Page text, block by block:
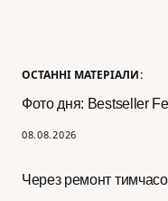
ОСТАННІ МАТЕРІАЛИ:
Фото дня: Bestseller
08.08.2026
Через ремонт